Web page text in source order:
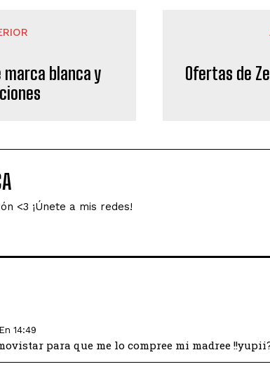
marca blanca y
Ofertas de
<3 ¡Únete a mis redes!
14:49
para que me lo compree mi madree